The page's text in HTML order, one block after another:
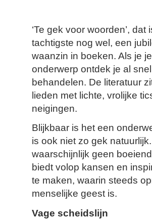
‘Te gek voor woorden’,
tachtigste nog wel, een
waanzin in boeken. Als je
onderwerp ontdek je al
behandelen. De literatuur
lieden met lichte, vrolijke
neigingen.
Blijkbaar is het een
is ook niet zo gek
waarschijnlijk geen
biedt volop kansen en
te maken, waarin steeds
menselijke geest is.
Vage scheidslijn